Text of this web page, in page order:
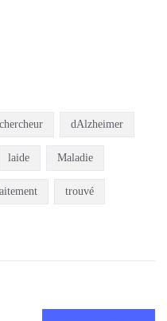
chercheur dAlzheimer
laide Maladie
trouvé